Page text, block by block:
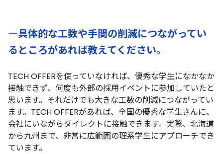
―具体的な工数や手間の削減につながってい
るところがあれば教えてください。
TECH OFFERを使っていなければ、優秀な学生になかなか
接触できず、何度も外部の採用イベントに参加していたと
思います。それだけでも大きな工数の削減につながってい
ます。TECH OFFERがあれば、全国の優秀な学生さんに、
会社にいながらダイレクトに接触できます。実際、北海道
から九州まで、非常に広範囲の理系学生にアプローチでき
ています。